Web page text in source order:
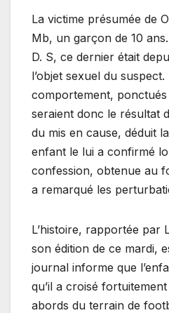
La victime présumée de
Mb, un garçon de 10
D. S, ce dernier était
l’objet sexuel du
comportement,
seraient donc le résultat
du mis en cause, déduit
enfant le lui a confirmé
confession, obtenue au
a remarqué les
L’histoire, rapportée par
son édition de ce mardi,
journal informe que
qu’il a croisé
abords du terrain de